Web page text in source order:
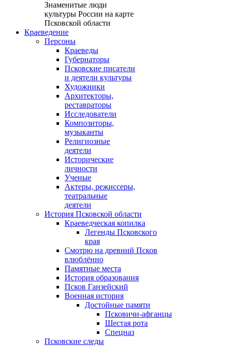
Знаменитые люди
культуры России на карте
Псковской области
Краеведение
Персоны
Краеведы
Губернаторы
Псковские писатели
и деятели культуры
Художники
Архитекторы,
реставраторы
Исследователи
Композиторы,
музыканты
Религиозные
деятели
Исторические
личности
Ученые
Актеры, режиссеры,
театральные
деятели
История Псковской области
Краеведческая копилка
Легенды Псковского
края
Смотрю на древний Псков
влюблённо
Памятные места
История образования
Псков Ганзейский
Военная история
Достойные памяти
Псковичи-афганцы
Шестая рота
Спецназ
Псковские следы